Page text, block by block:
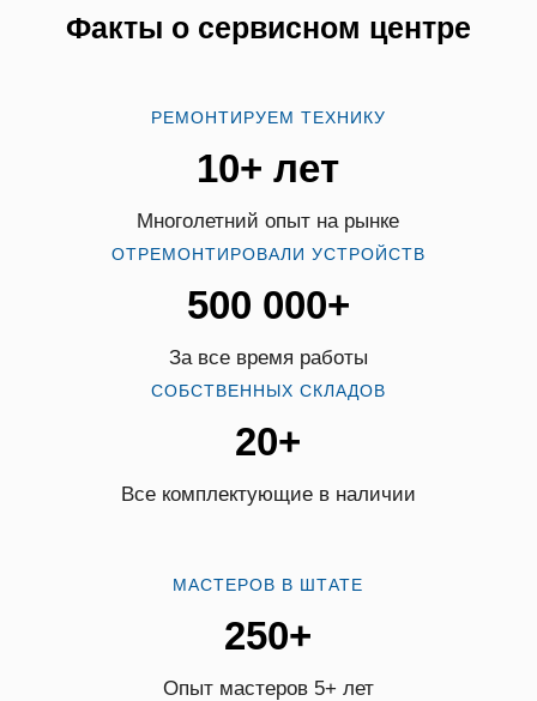
Факты о сервисном центре
РЕМОНТИРУЕМ ТЕХНИКУ
10+ лет
Многолетний опыт на рынке
ОТРЕМОНТИРОВАЛИ УСТРОЙСТВ
500 000+
За все время работы
СОБСТВЕННЫХ СКЛАДОВ
20+
Все комплектующие в наличии
МАСТЕРОВ В ШТАТЕ
250+
Опыт мастеров 5+ лет